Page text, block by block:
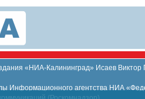
«НИА-Калининград» Исаев Виктор
Информационного агентства НИА